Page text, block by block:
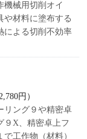
機械用切削オイ
や材料に塗布する
による切削不効率
円）
リング９や精密卓
９X、精密卓上フ
工作物（材料）